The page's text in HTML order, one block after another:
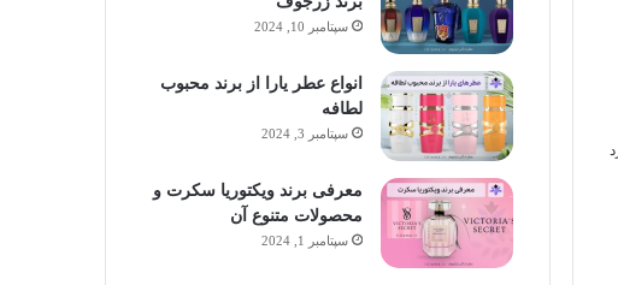
سپتامبر 10, 2024
انواع عطر یارا از برند محبوب
لطافه
سپتامبر 3, 2024
معرفی برند ویکتوریا سکرت و
محصولات متنوع آن
سپتامبر 1, 2024